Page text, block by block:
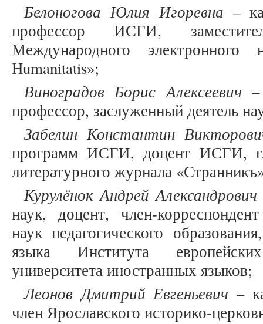
Белоногова Юлия Игоревна –
профессор ИСГИ,
Международного электронного
Humanitatis»;
Виноградов Борис Алексеевич
профессор, заслуженный деятель
Забелин Константин
программ ИСГИ, доцент ИСГИ,
литературного журнала
Курулёнок Андрей Александрович
наук, доцент, член-
наук педагогического
языка Института
университета иностранных языков;
Леонов Дмитрий Евгеньевич –
член Ярославского историко-